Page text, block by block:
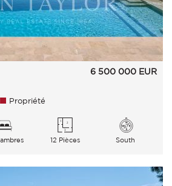
6 500 000 EUR
Propriété
12 Pièces South